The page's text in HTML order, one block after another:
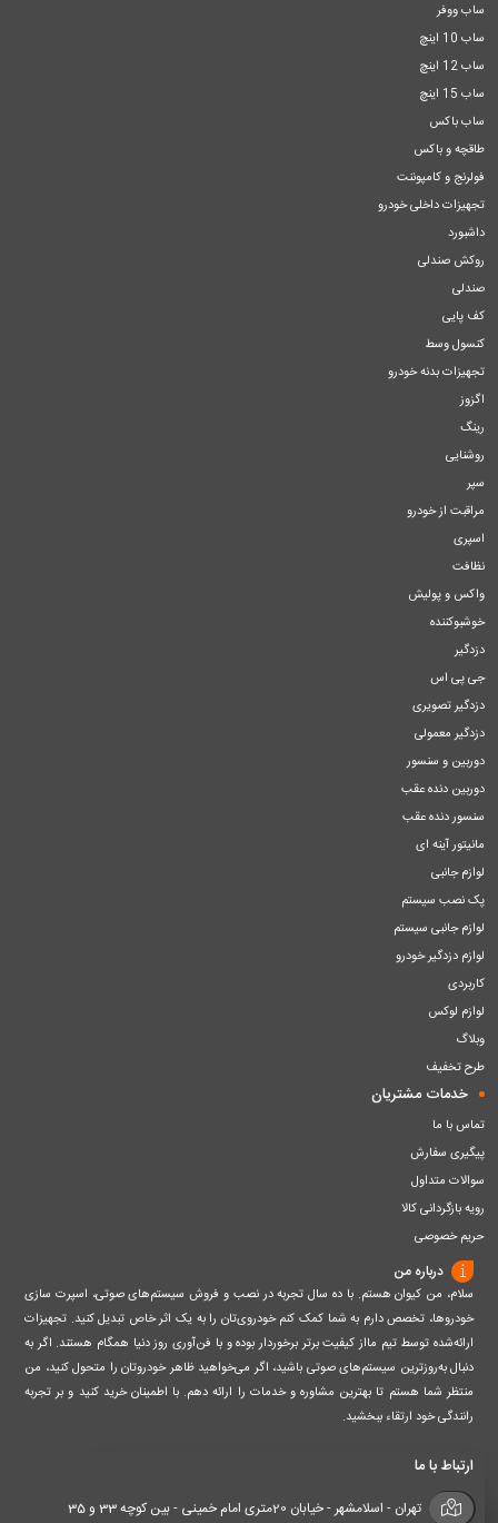
ساب ووفر
ساب 10 اینچ
ساب 12 اینچ
ساب 15 اینچ
ساب باکس
طاقچه و باکس
فولرنج و کامپوننت
تجهیزات داخلی خودرو
داشبورد
روکش صندلی
صندلی
کف پایی
کنسول وسط
تجهیزات بدنه خودرو
اگزوز
رینگ
روشنایی
سپر
مراقبت از خودرو
اسپری
نظافت
واکس و پولیش
خوشبوکننده
دزدگیر
جی پی اس
دزدگیر تصویری
دزدگیر معمولی
دوربین و سنسور
دوربین دنده عقب
سنسور دنده عقب
مانیتور آینه ای
لوازم جانبی
پک نصب سیستم
لوازم جانبی سیستم
لوازم دزدگیر خودرو
کاربردی
لوازم لوکس
وبلاگ
طرح تخفیف
خدمات مشتریان
تماس با ما
پیگیری سفارش
سوالات متداول
رویه بازگردانی کالا
حریم خصوصی
درباره من
سلام، من کیوان هستم. با ده سال تجربه در نصب و فروش سیستم‌های صوتی، اسپرت سازی
خودروها، تخصص دارم به شما کمک کنم خودروی‌تان را به یک اثر خاص تبدیل کنید. تجهیزات
ارائه‌شده توسط تیم مااز کیفیت برتر برخوردار بوده و با فن‌آوری روز دنیا همگام هستند. اگر به
دنبال به‌روزترین سیستم‌های صوتی باشید، اگر می‌خواهید ظاهر خودروتان را متحول کنید، من
منتظر شما هستم تا بهترین مشاوره و خدمات را ارائه دهم. با اطمینان خرید کنید و بر تجربه
رانندگی خود ارتقاء ببخشید.
ارتباط با ما
تهران - اسلامشهر - خیابان 20متری امام خمینی - بین کوچه 33 و 35